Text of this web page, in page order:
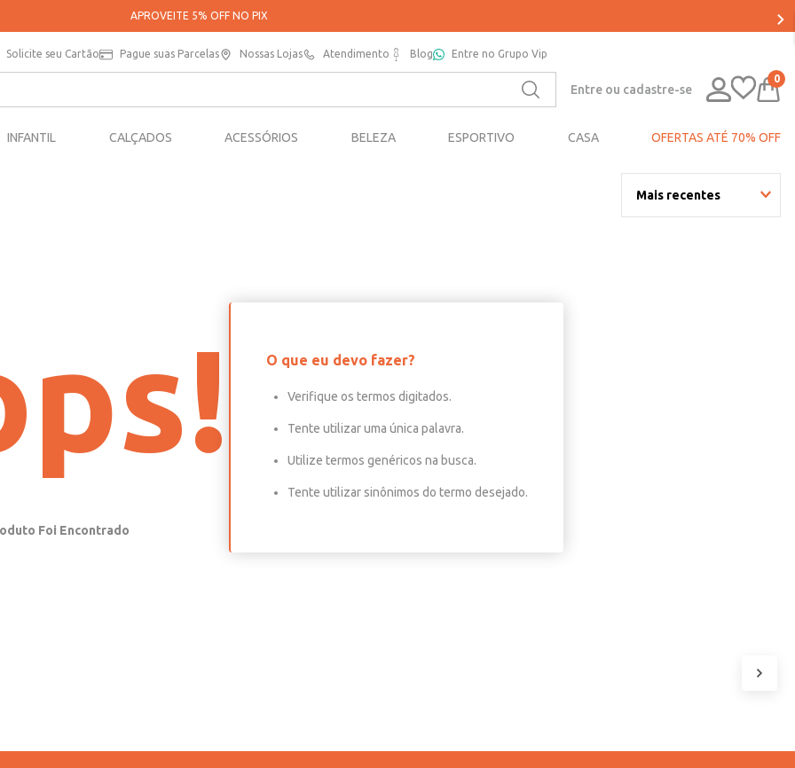
APROVEITE 5% OFF NO PIX
Solicite seu Cartão Pague suas Parcelas Nossas Lojas Atendimento Blog Entre no Grupo Vip
Entre ou cadastre-se
0
INFANTIL CALÇADOS ACESSÓRIOS BELEZA ESPORTIVO CASA OFERTAS ATÉ 70% OFF
Mais recentes
O que eu devo fazer?
Verifique os termos digitados.
Tente utilizar uma única palavra.
Utilize termos genéricos na busca.
Tente utilizar sinônimos do termo desejado.